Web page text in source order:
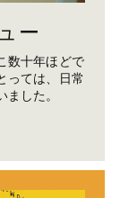
ー
数十年ほどで
っては、日常
した。